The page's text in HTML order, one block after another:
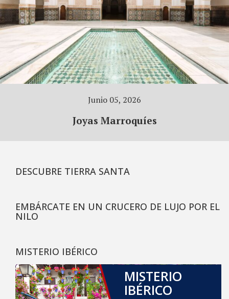
Junio 05, 2026
Joyas Marroquíes
DESCUBRE TIERRA SANTA
EMBÁRCATE EN UN CRUCERO DE LUJO POR EL
NILO
MISTERIO IBÉRICO
MISTERIO
IBÉRICO